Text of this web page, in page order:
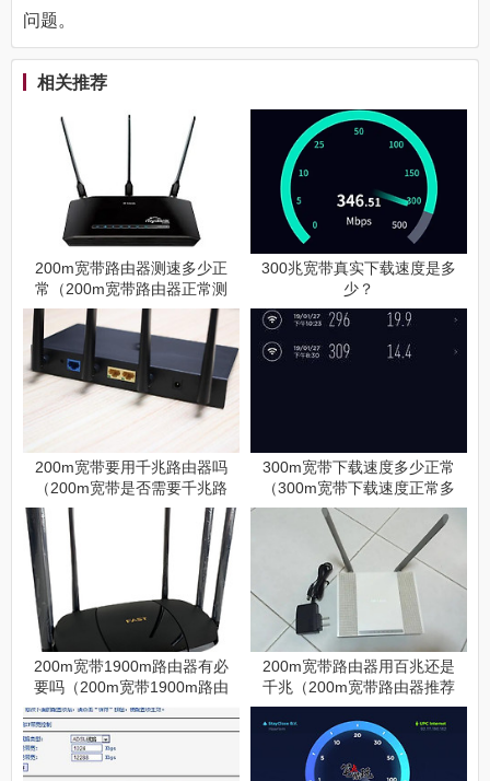
问题。
相关推荐
200m宽带路由器测速多少正
常（200m宽带路由器正常测
速是多少）
300兆宽带真实下载速度是多
少？
200m宽带要用千兆路由器吗
（200m宽带是否需要千兆路
300m宽带下载速度多少正常
（300m宽带下载速度正常多
快）
200m宽带1900m路由器有必
要吗（200m宽带1900m路由
器是否有必要）
200m宽带路由器用百兆还是
千兆（200m宽带路由器推荐
百兆和千兆）